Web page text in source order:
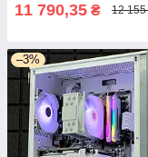
11 790,35 ₴ 12 155
–3%